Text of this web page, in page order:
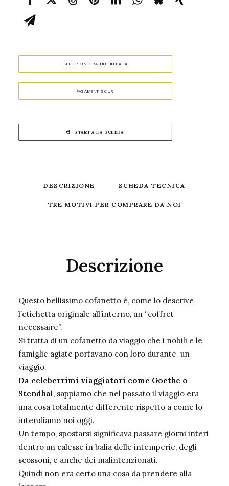
SPEDIZIONI GRATUITE IN ITALIA
PAGAMENTI SICURI
STAMPA LA SCHEDA
DESCRIZIONE SCHEDA TECNICA
TRE MOTIVI PER COMPRARE DA NOI
Descrizione
Questo bellissimo cofanetto é, come lo descrive
l’etichetta originale all’interno, un “coffret
nécessaire”.
Si tratta di un cofanetto da viaggio che i nobili e le
famiglie agiate portavano con loro durante un
viaggio.
Da celeberrimi viaggiatori come Goethe o
Stendhal, sappiamo che nel passato il viaggio era
una cosa totalmente differente rispetto a come lo
intendiamo noi oggi.
Un tempo, spostarsi significava passare giorni interi
dentro un calesse in balia delle intemperie, degli
scossoni, e anche dei malintenzionati.
Quindi non era certo una cosa da prendere alla